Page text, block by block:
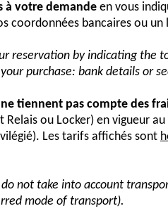
à votre demande en vous
coordonnées bancaires ou
reservation by indicating the
purchase: bank details or
tiennent pas compte des
Relais ou Locker) en vigueur
Les tarifs affichés sont
not take into account
mode of transport).